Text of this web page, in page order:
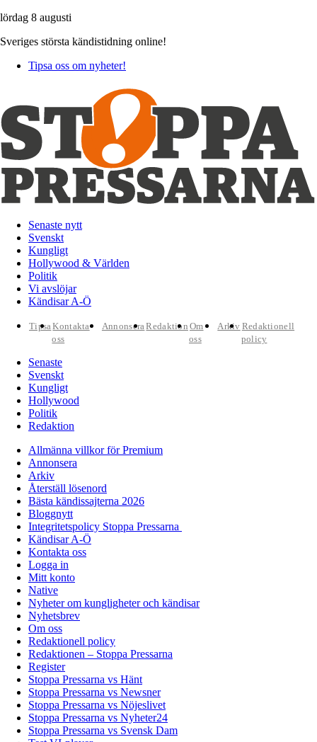
lördag 8 augusti
Sveriges största kändistidning online!
Tipsa oss om nyheter!
Senaste nytt
Svenskt
Kungligt
Hollywood & Världen
Politik
Vi avslöjar
Kändisar A-Ö
TipsaKontakta
oss
AnnonseraRedaktion Om
oss
Arkiv Redaktionell
policy
Senaste
Svenskt
Kungligt
Hollywood
Politik
Redaktion
Allmänna villkor för Premium
Annonsera
Arkiv
Återställ lösenord
Bästa kändissajterna 2026
Bloggnytt
Integritetspolicy Stoppa Pressarna
Kändisar A-Ö
Kontakta oss
Logga in
Mitt konto
Native
Nyheter om kungligheter och kändisar
Nyhetsbrev
Om oss
Redaktionell policy
Redaktionen – Stoppa Pressarna
Register
Stoppa Pressarna vs Hänt
Stoppa Pressarna vs Newsner
Stoppa Pressarna vs Nöjeslivet
Stoppa Pressarna vs Nyheter24
Stoppa Pressarna vs Svensk Dam